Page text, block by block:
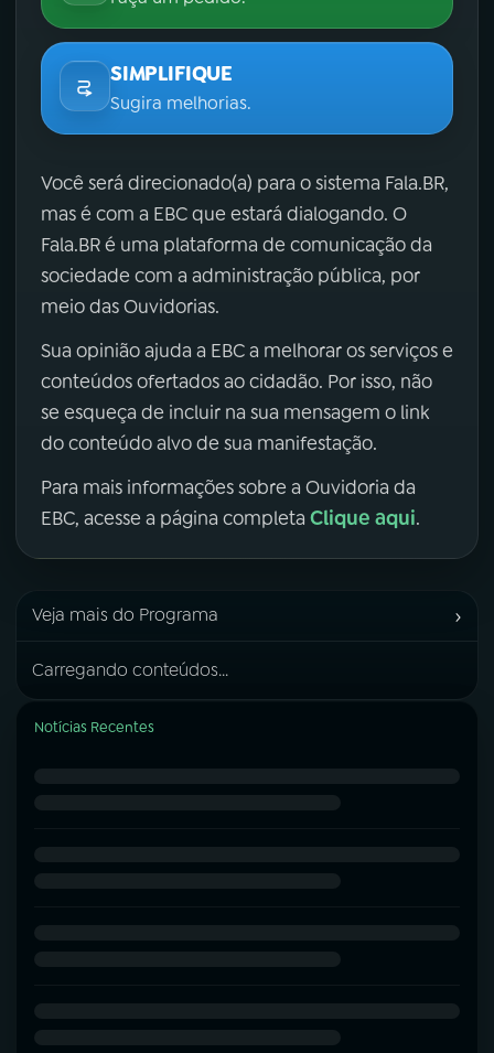
SIMPLIFIQUE
Sugira melhorias.
Você será direcionado(a) para o sistema Fala.BR,
mas é com a EBC que estará dialogando. O
Fala.BR é uma plataforma de comunicação da
sociedade com a administração pública, por
meio das Ouvidorias.
Sua opinião ajuda a EBC a melhorar os serviços e
conteúdos ofertados ao cidadão. Por isso, não
se esqueça de incluir na sua mensagem o link
do conteúdo alvo de sua manifestação.
Para mais informações sobre a Ouvidoria da
EBC, acesse a página completa Clique aqui.
Veja mais do Programa ›
Carregando conteúdos...
Notícias Recentes